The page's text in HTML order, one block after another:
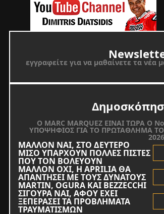
εγγραφείτε για να μαθαίνετε τα νέα
O MARC MARQUEZ ΕΙΝΑΙ ΤΩΡΑ Ο
ΥΠΟΨΗΦΙΟΣ ΓΙΑ ΤΟ ΠΡΩΤΑΘΛΗΜΑ
ΜΑΛΛΟΝ ΝΑΙ, ΣΤΟ ΔΕΥΤΕΡΟ
ΜΙΣΟ ΥΠΑΡΧΟΥΝ ΠΟΛΛΕΣ ΠΙΣΤΕΣ
ΠΟΥ ΤΟΝ ΒΟΛΕΥΟΥΝ
ΜΑΛΛΟΝ ΟΧΙ, Η APRILIA ΘΑ
ΑΠΑΝΤΗΣΕΙ ΜΕ ΤΟΥΣ ΔΥΝΑΤΟΥΣ
MARTIN, OGURA KAI BEZZECCHI
ΣΙΓΟΥΡΑ ΝΑΙ, ΑΦΟΥ ΕΧΕΙ
ΞΕΠΕΡΑΣΕΙ ΤΑ ΠΡΟΒΛΗΜΑΤΑ
ΤΡΑΥΜΑΤΙΣΜΩΝ